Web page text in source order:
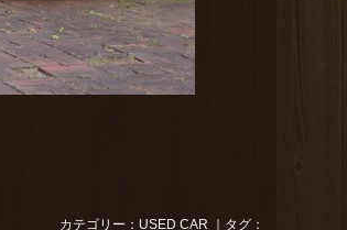
カテゴリー： USED CAR ｜タグ：